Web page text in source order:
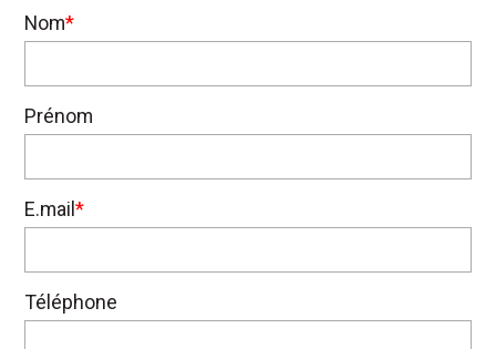
Nom*
Prénom
E.mail*
Téléphone